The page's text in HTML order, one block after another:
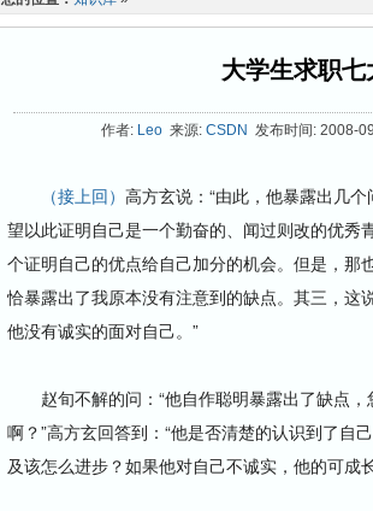
大学生求职
作者: Leo 来源: CSDN 发布时间: 2008-
（接上回） 高方玄说：“由此，他暴露出几
望以此证明自己是一个勤奋的、闻过则改的优
个证明自己的优点给自己加分的机会。但是，
恰暴露出了我原本没有注意到的缺点。其三，这
他没有诚实的面对自己。”
赵旬不解的问：“他自作聪明暴露出了缺点，
啊？”高方玄回答到：“他是否清楚的认识到了自
及该怎么进步？如果他对自己不诚实，他的可成